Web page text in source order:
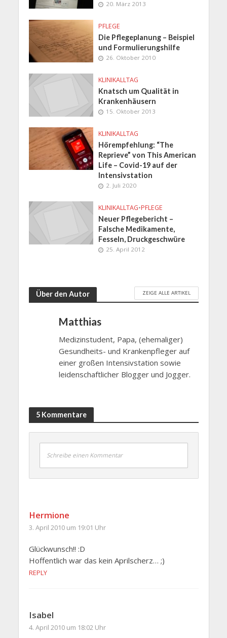
20. März 2013
PFLEGE
Die Pflegeplanung – Beispiel
und Formulierungshilfe
26. Oktober 2010
KLINIKALLTAG
Knatsch um Qualität in
Krankenhäusern
15. Oktober 2013
KLINIKALLTAG
Hörempfehlung: “The
Reprieve” von This American
Life – Covid-19 auf der
Intensivstation
2. Juli 2020
KLINIKALLTAG•PFLEGE
Neuer Pflegebericht –
Falsche Medikamente,
Fesseln, Druckgeschwüre
25. April 2012
Über den Autor ZEIGE ALLE ARTIKEL
Matthias
Medizinstudent, Papa, (ehemaliger)
Gesundheits- und Krankenpfleger auf
einer großen Intensivstation sowie
leidenschaftlicher Blogger und Jogger.
5 Kommentare
Schreibe einen Kommentar
Hermione
3. April 2010 um 19:01 Uhr
Glückwunsch!! :D
Hoffentlich war das kein Aprilscherz… ;)
REPLY
Isabel
4. April 2010 um 18:02 Uhr